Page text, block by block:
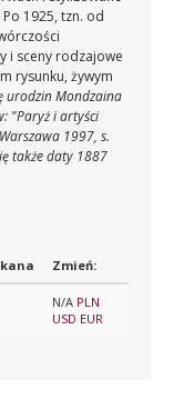
1925, tzn. od
i sceny rodzajowe
rysunku, żywym
urodzin Mondzaina
"Paryż i artyści
1997, s.
także daty 1887
Zmień:
N/A PLN
USD EUR